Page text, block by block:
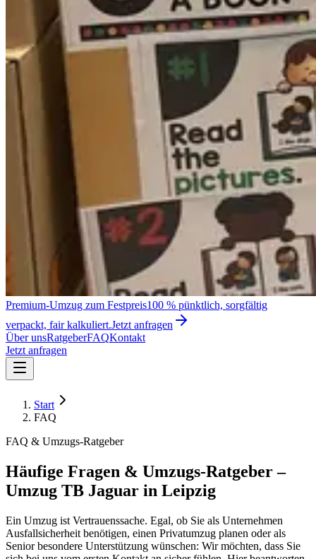
Premium-Umzug zum Festpreis100 % pünktlich, sorgfältig
verpackt, fair kalkuliert.Jetzt anfragen
Über unsRatgeberFAQKontakt
Jetzt anfragen
Start
FAQ
FAQ & Umzugs-Ratgeber
Häufige Fragen & Umzugs-Ratgeber –
Umzug TB Jaguar in Leipzig
Ein Umzug ist Vertrauenssache. Egal, ob Sie als Unternehmen
Ausfallsicherheit benötigen, einen Privatumzug planen oder als
Senior besondere Unterstützung wünschen: Wir möchten, dass Sie